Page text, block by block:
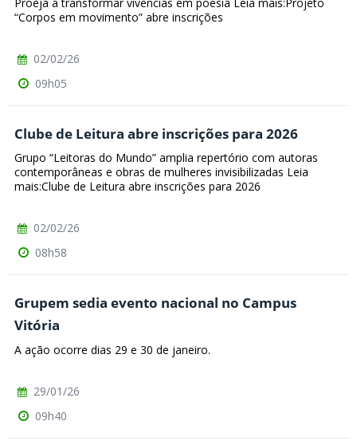
“Corpos em movimento” abre inscrições
02/02/26
09h05
Clube de Leitura abre inscrições para 2026
Grupo “Leitoras do Mundo” amplia repertório com autoras
contemporâneas e obras de mulheres invisibilizadas Leia
mais:Clube de Leitura abre inscrições para 2026
02/02/26
08h58
Grupem sedia evento nacional no Campus
Vitória
A ação ocorre dias 29 e 30 de janeiro.
29/01/26
09h40